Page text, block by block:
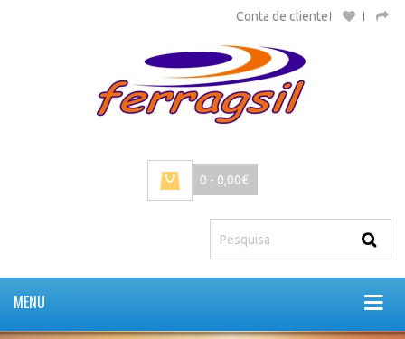
Conta de cliente
0 - 0,00€
MENU